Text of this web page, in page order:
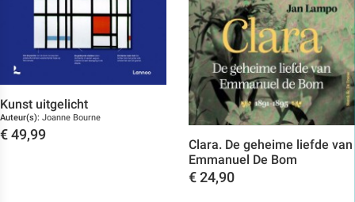
Kunst uitgelicht
Auteur(s): Joanne Bourne
€ 49,99
Clara. De geheime liefde van
Emmanuel De Bom
€ 24,90